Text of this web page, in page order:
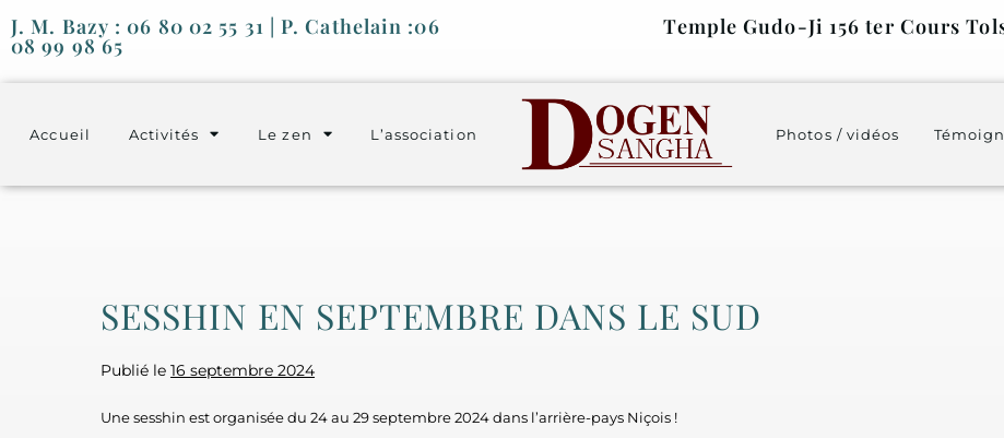
J. M. Bazy : 06 80 02 55 31 | P. Cathelain :06
08 99 98 65
Temple Gudo-Ji 156 ter Cours
Accueil Activités Le zen L’association Photos / vidéos
SESSHIN EN SEPTEMBRE DANS LE SUD
Publié le 16 septembre 2024
Une sesshin est organisée du 24 au 29 septembre 2024 dans l’arrière-pays Niçois !